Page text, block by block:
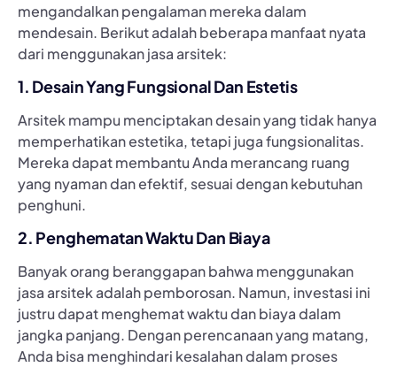
mengandalkan pengalaman mereka dalam
mendesain. Berikut adalah beberapa manfaat nyata
dari menggunakan jasa arsitek:
1. Desain Yang Fungsional Dan Estetis
Arsitek mampu menciptakan desain yang tidak hanya
memperhatikan estetika, tetapi juga fungsionalitas.
Mereka dapat membantu Anda merancang ruang
yang nyaman dan efektif, sesuai dengan kebutuhan
penghuni.
2. Penghematan Waktu Dan Biaya
Banyak orang beranggapan bahwa menggunakan
jasa arsitek adalah pemborosan. Namun, investasi ini
justru dapat menghemat waktu dan biaya dalam
jangka panjang. Dengan perencanaan yang matang,
Anda bisa menghindari kesalahan dalam proses